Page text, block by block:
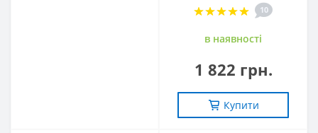
10
в наявностi
1 822 грн.
Купити